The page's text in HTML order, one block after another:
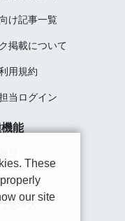
け記事一覧
掲載について
用規約
当ログイン
能
歴
る求人
These
our site